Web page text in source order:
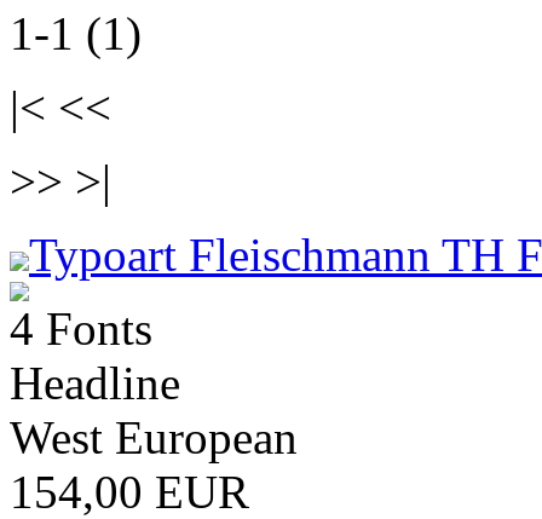
1-1 (1)
|< <<
>> >|
Typoart Fleischmann TH
4 Fonts
Headline
West European
154,00 EUR